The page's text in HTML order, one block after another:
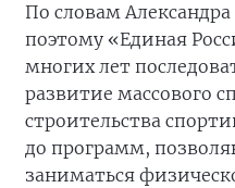
По словам
поэтому «Единая
многих лет
развитие массового
строительства
до программ,
заниматься